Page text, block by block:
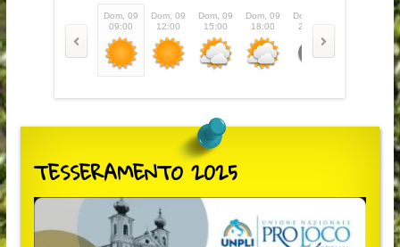
Dom, 09
09:00
Dom, 09
12:00
Dom, 09
15:00
Dom, 09
18:00
Dom, 09
21:00
TESSERAMENTO 2025